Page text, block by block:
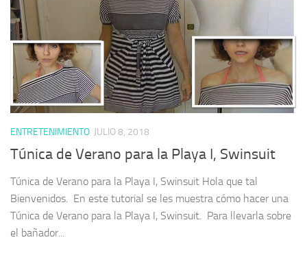
ENTRETENIMIENTO JULIO 8, 2018
Túnica de Verano para la Playa I, Swinsuit
Túnica de Verano para la Playa I, Swinsuit Hola que tal
Bienvenidos. En este tutorial se les muestra cómo hacer una
Túnica de Verano para la Playa I, Swinsuit. Para llevarla sobre
el bañador...